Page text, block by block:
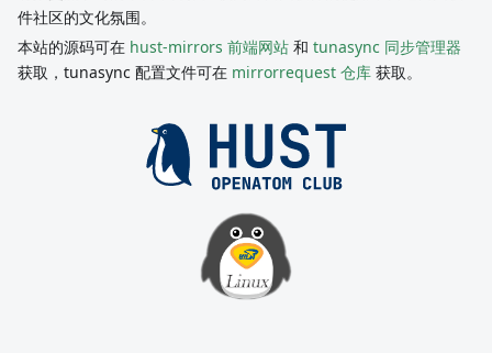
件社区的文化氛围。
本站的源码可在 hust-mirrors 前端网站 和 tunasync 同步管理器
获取，tunasync 配置文件可在 mirrorrequest 仓库 获取。